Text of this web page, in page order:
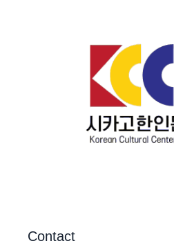
Contact